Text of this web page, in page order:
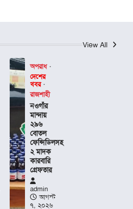
View All
অপরাধ
দেশের
খবর
রাজশাহী
নওগাঁর
মান্দায়
২৯৬
বোতল
ফেন্সিডিলসহ
২ মাদক
কারবারি
গ্রেফতার
admin
আগস্ট
৭, ২০২৬